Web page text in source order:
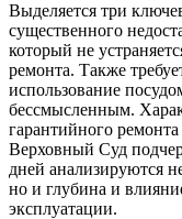
Выделяется три
существенного
который не
ремонта. Также
использование
бессмысленным.
гарантийного
Верховный Суд
дней анализируются
но и глубина и
эксплуатации.